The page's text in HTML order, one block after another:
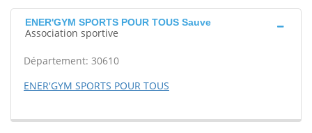
ENER'GYM SPORTS POUR TOUS Sauve
Association sportive
Département: 30610
ENER'GYM SPORTS POUR TOUS